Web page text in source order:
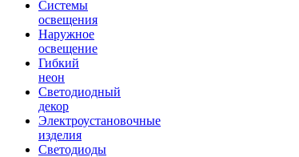
Системы
освещения
Наружное
освещение
Гибкий
неон
Светодиодный
декор
Электроустановочные
изделия
Светодиоды